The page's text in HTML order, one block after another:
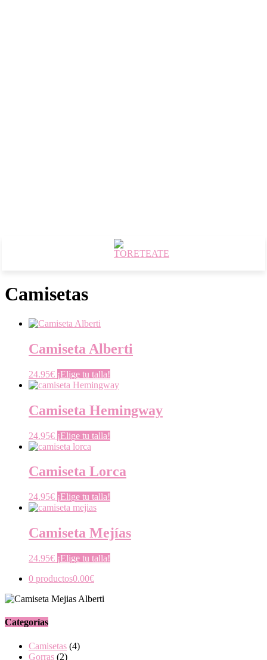
Camisetas
Camiseta Alberti
24.95€ ¡Elige tu talla!
Camiseta Hemingway
24.95€ ¡Elige tu talla!
Camiseta Lorca
24.95€ ¡Elige tu talla!
Camiseta Mejías
24.95€ ¡Elige tu talla!
0 productos0.00€
Categorías
Camisetas (4)
Gorras (2)